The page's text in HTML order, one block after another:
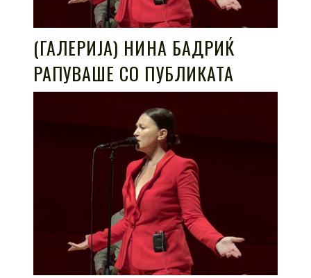
(ГАЛЕРИЈА) НИНА БАДРИЌ
РАПУВАШЕ СО ПУБЛИКАТА